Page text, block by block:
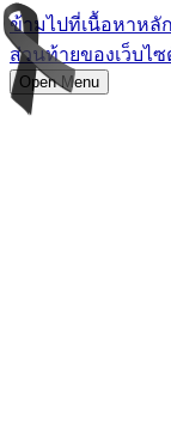
ข้ามไปที่เนื้อหาหลัก
ส่วนท้ายของเว็บไซ
Open Menu